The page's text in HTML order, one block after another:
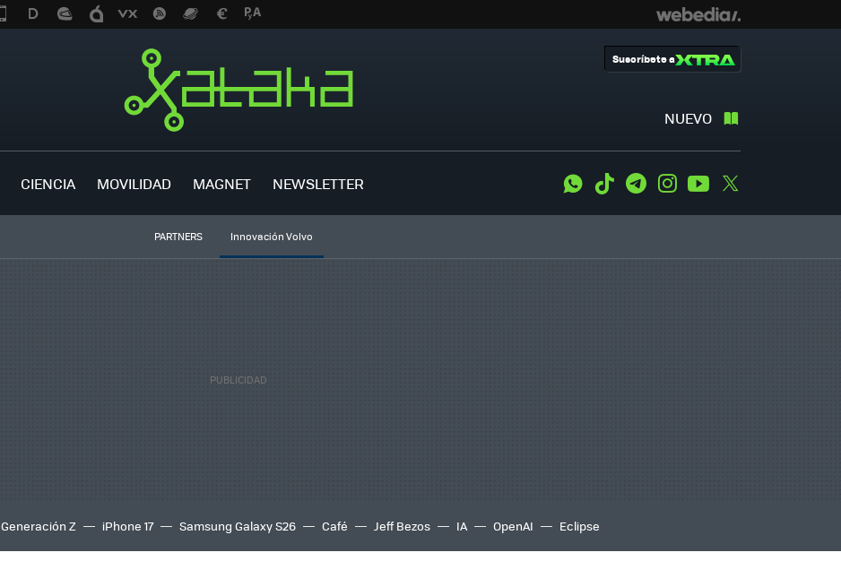
NUEVO
Suscríbete a
CIENCIA MOVILIDAD MAGNET NEWSLETTER WhatsApp
Tiktok TelegramInstagramYoutube
PARTNERS Innovación Volvo
Generación Z iPhone 17 Samsung Galaxy S26 Café Jeff Bezos IA OpenAI Eclipse